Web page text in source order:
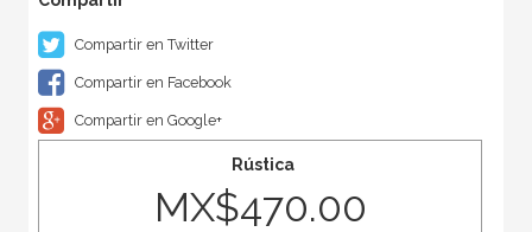
Compartir en Twitter
Compartir en Facebook
Compartir en Google+
Rústica
MX$470.00